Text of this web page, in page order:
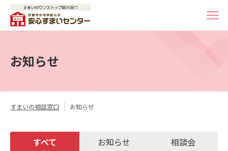
お知らせ
すまいの相談窓口 お知らせ
すべて お知らせ
相談会